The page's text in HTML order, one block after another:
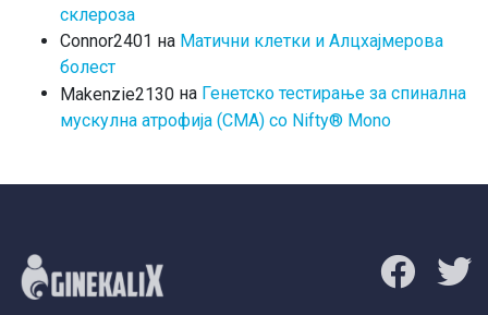
склероза
Connor2401 на Матични клетки и Алцхајмерова
болест
Makenzie2130 на Генетско тестирање за спинална
мускулна атрофија (СМА) со Nifty® Mono